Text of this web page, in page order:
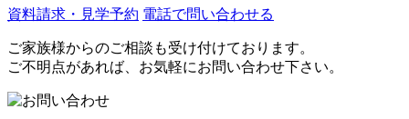
資料請求・見学予約 電話で問い合わせる
ご家族様からのご相談も受け付けております。
ご不明点があれば、お気軽にお問い合わせ下さい。